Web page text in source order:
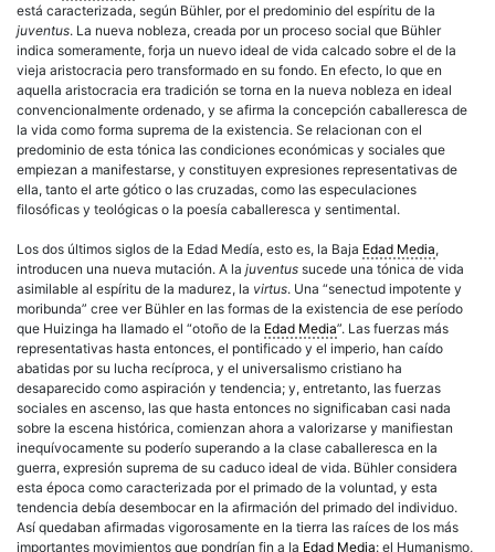
está caracterizada, según Bühler, por el predominio del espíritu de la
juventus. La nueva nobleza, creada por un proceso social que Bühler
indica someramente, forja un nuevo ideal de vida calcado sobre el de la
vieja aristocracia pero transformado en su fondo. En efecto, lo que en
aquella aristocracia era tradición se torna en la nueva nobleza en ideal
convencionalmente ordenado, y se afirma la concepción caballeresca de
la vida como forma suprema de la existencia. Se relacionan con el
predominio de esta tónica las condiciones económicas y sociales que
empiezan a manifestarse, y constituyen expresiones representativas de
ella, tanto el arte gótico o las cruzadas, como las especulaciones
filosóficas y teológicas o la poesía caballeresca y sentimental.
Los dos últimos siglos de la Edad Medía, esto es, la Baja Edad Media,
introducen una nueva mutación. A la juventus sucede una tónica de vida
asimilable al espíritu de la madurez, la virtus. Una “senectud impotente y
moribunda” cree ver Bühler en las formas de la existencia de ese período
que Huizinga ha llamado el “otoño de la Edad Media”. Las fuerzas más
representativas hasta entonces, el pontificado y el imperio, han caído
abatidas por su lucha recíproca, y el universalismo cristiano ha
desaparecido como aspiración y tendencia; y, entretanto, las fuerzas
sociales en ascenso, las que hasta entonces no significaban casi nada
sobre la escena histórica, comienzan ahora a valorizarse y manifiestan
inequívocamente su poderío superando a la clase caballeresca en la
guerra, expresión suprema de su caduco ideal de vida. Bühler considera
esta época como caracterizada por el primado de la voluntad, y esta
tendencia debía desembocar en la afirmación del primado del individuo.
Así quedaban afirmadas vigorosamente en la tierra las raíces de los más
importantes movimientos que pondrían fin a la Edad Media: el Humanismo,